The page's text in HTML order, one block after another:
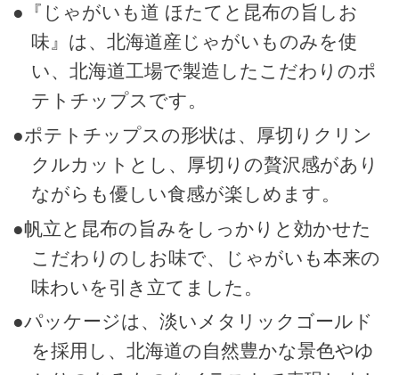
●『じゃがいも道 ほたてと昆布の旨しお
味』は、北海道産じゃがいものみを使
い、北海道工場で製造したこだわりのポ
テトチップスです。
●ポテトチップスの形状は、厚切りクリン
クルカットとし、厚切りの贅沢感があり
ながらも優しい食感が楽しめます。
●帆立と昆布の旨みをしっかりと効かせた
こだわりのしお味で、じゃがいも本来の
味わいを引き立てました。
●パッケージは、淡いメタリックゴールド
を採用し、北海道の自然豊かな景色やゆ